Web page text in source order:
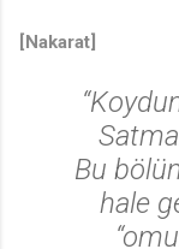
[Nakarat]
Bu
hale